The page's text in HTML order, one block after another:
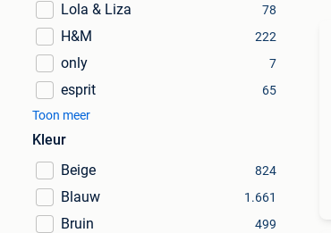
Lola & Liza 78
H&M 222
only 7
esprit
65
Toon meer
Kleur
Beige
824
Blauw 1.661
Bruin 499